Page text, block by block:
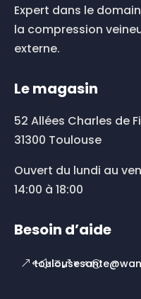
Expert dans le
la compression
externe.
Le magasin
52 Allées Charles de
31300 Toulouse
Ouvert du lundi au
14:00 à 18:00
Besoin d’aide